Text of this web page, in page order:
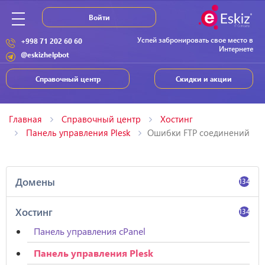
Успей забронировать свое место в
Интернете
+998 71 202 60 60
@eskizhelpbot
Скидки и акции
Справочный центр
Войти
Главная Справочный центр
Хостинг
Панель управления Plesk
Ошибки FTP соединений
Домены 134
Хостинг 134
Панель управления cPanel
Панель управления Plesk